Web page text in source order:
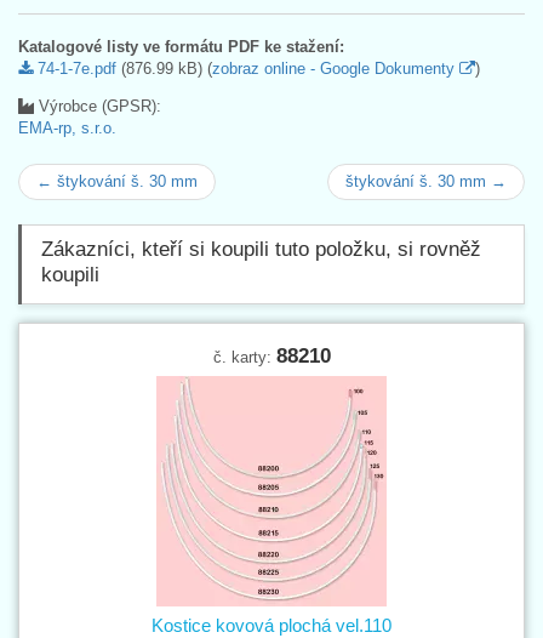
Katalogové listy ve formátu PDF ke stažení:
74-1-7e.pdf (876.99 kB) (zobraz online - Google Dokumenty )
Výrobce (GPSR):
EMA-rp, s.r.o.
← štykování š. 30 mm štykování š. 30 mm →
Zákazníci, kteří si koupili tuto položku, si rovněž
koupili
č. karty: 88210
Kostice kovová plochá vel.110